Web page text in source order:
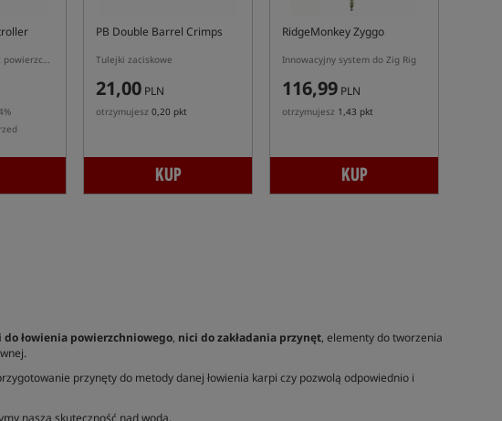
Pływak do łowienia z powierzchni w kolorze brązowym
PB Double Barrel Crimps
Tulejki zaciskowe
21,00 PLN
otrzymujesz 0,20 pkt
KUP
RidgeMonkey Zyggo
Innowacyjny system do Zig Rig
116,99 PLN
otrzymujesz 1,43 pkt
KUP
do łowienia powierzchniowego, nici do zakładania przynęt, elementy do tworzenia
przynęty do metody danej łowienia karpi czy pozwolą odpowiednio i
naszą skuteczność nad wodą.